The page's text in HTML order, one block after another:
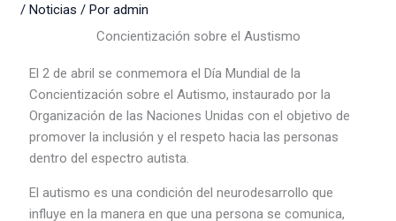
/Noticias / Poradmin
Concientización sobre el Austismo
El 2 de abril se conmemora el Día Mundial de la
Concientización sobre el Autismo, instaurado por la
Organización de las Naciones Unidas con el objetivo de
promover la inclusión y el respeto hacia las personas
dentro del espectro autista.
El autismo es una condición del neurodesarrollo que
influye en la manera en que una persona se comunica,